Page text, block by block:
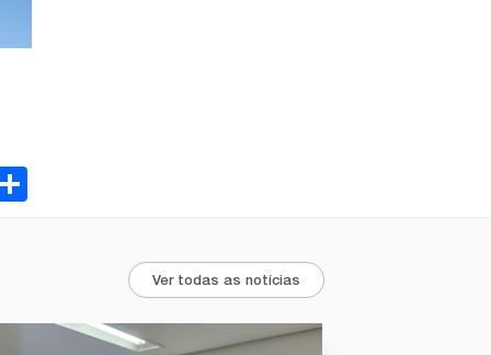
Share
Ver todas as notícias